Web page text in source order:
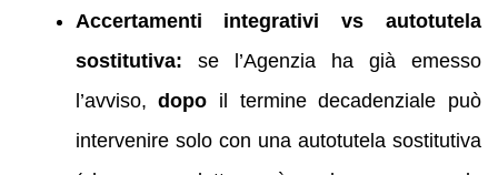
Accertamenti integrativi vs autotutela
sostitutiva: se l’Agenzia ha già emesso
l’avviso,dopo il termine decadenziale può
intervenire solo con una autotutela sostitutiva